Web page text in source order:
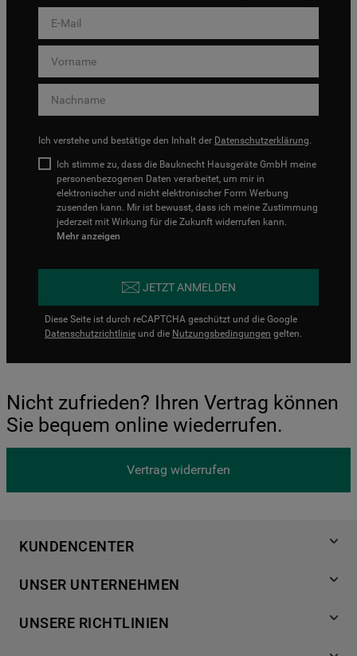
Ich verstehe und bestätige den Inhalt der Datenschutzerklärung.
Ich stimme zu, dass die Bauknecht Hausgeräte GmbH meine
personenbezogenen Daten verarbeitet, um mir in
elektronischer und nicht elektronischer Form Werbung
zusenden kann. Mir ist bewusst, dass ich meine Zustimmung
jederzeit mit Wirkung für die Zukunft widerrufen kann.
Mehr anzeigen
JETZT ANMELDEN
Diese Seite ist durch reCAPTCHA geschützt und die Google
Datenschutzrichtlinie und die Nutzungsbedingungen gelten.
Nicht zufrieden? Ihren Vertrag können
Sie bequem online wiederrufen.
Vertrag widerrufen
KUNDENCENTER
Händlersuche
Häufige Fragen
UNSER UNTERNEHMEN
Für Händler
UNSERE RICHTLINIEN